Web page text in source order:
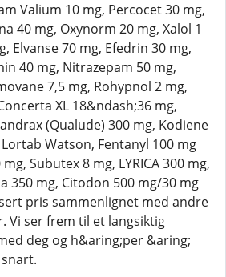
Valium 10 mg, Percocet 30 mg,
40 mg, Oxynorm 20 mg, Xalol 1
Elvanse 70 mg, Efedrin 30 mg,
40 mg, Nitrazepam 50 mg,
7,5 mg, Rohypnol 2 mg,
XL 18&ndash;36 mg,
(Qualude) 300 mg, Kodiene
Watson, Fentanyl 100 mg
Subutex 8 mg, LYRICA 300 mg,
350 mg, Citodon 500 mg/30 mg
pris sammenlignet med andre
Vi ser frem til et langsiktig
deg og h&aring;per &aring;